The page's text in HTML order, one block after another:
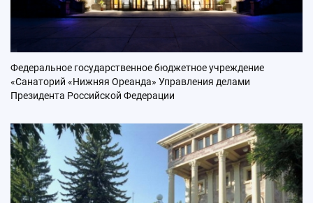
Федеральное государственное бюджетное учреждение
«Санаторий «Нижняя Ореанда» Управления делами
Президента Российской Федерации